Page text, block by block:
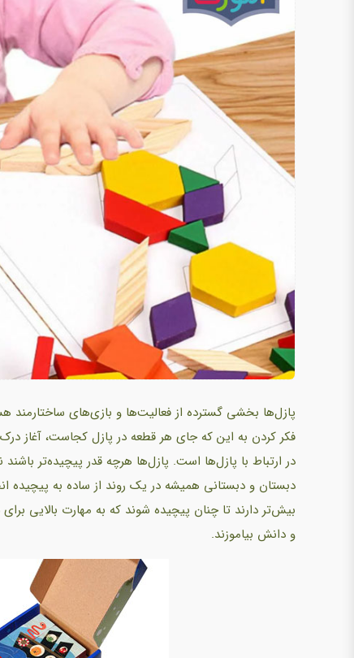
پازل‌ها بخشی گسترده از فعالیت‌ها و بازی‌های ساختارمند
فکر کردن به این که جای هر قطعه در پازل کجاست، آغاز
در ارتباط با پازل‌ها است. پازل‌ها هرچه قدر پیچیده‌تر
دبستان و دبستانی همیشه در یک روند از ساده به پیچیده
بیش‌تر دارند تا چنان پیچیده شوند که به مهارت بالایی
و دانش بیاموزند.